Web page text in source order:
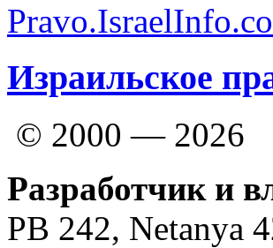
Израильское
© 2000 — 2026
Разработчик и
PB 242, Netanya